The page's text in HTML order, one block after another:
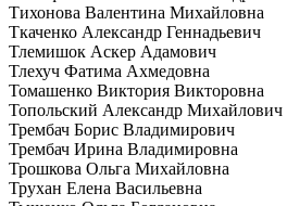
Тихонова Валентина Михайловна
Ткаченко Александр Геннадьевич
Тлемишок Аскер Адамович
Тлехуч Фатима Ахмедовна
Томашенко Виктория Викторовна
Топольский Александр Михайлович
Трембач Борис Владимирович
Трембач Ирина Владимировна
Трошкова Ольга Михайловна
Трухан Елена Васильевна